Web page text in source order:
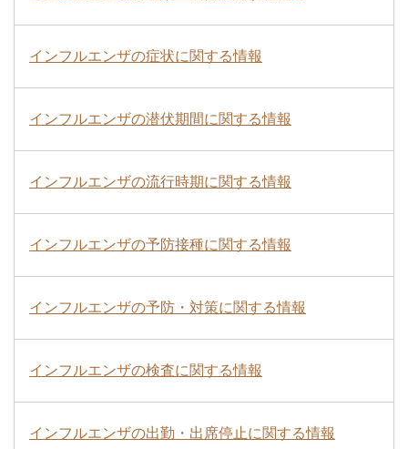
インフルエンザの症状に関する情報
インフルエンザの潜伏期間に関する情報
インフルエンザの流行時期に関する情報
インフルエンザの予防接種に関する情報
インフルエンザの予防・対策に関する情報
インフルエンザの検査に関する情報
インフルエンザの出勤・出席停止に関する情報